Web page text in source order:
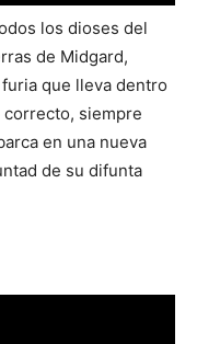
los dioses del
de Midgard,
que lleva dentro
siempre
en una nueva
de su difunta